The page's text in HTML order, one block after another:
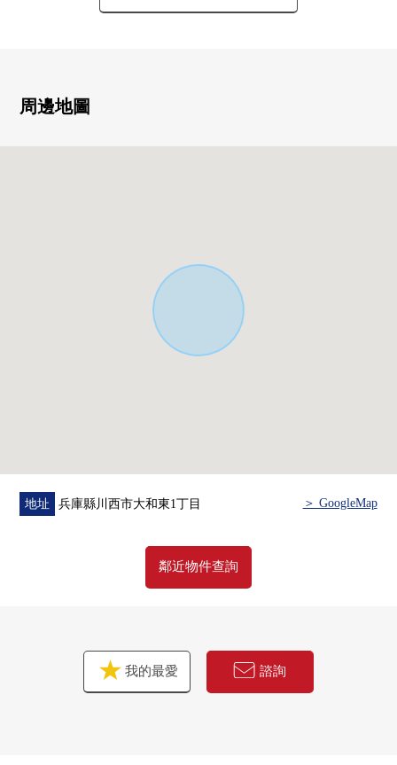
■在室內，敬重是使用
周邊地圖
地址 兵庫縣川西市大和東1丁目 ＞ GoogleMap
鄰近物件查詢
我的最愛 諮詢